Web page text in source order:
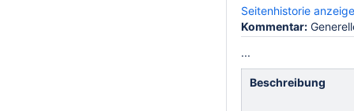
Seitenhistorie
Kommentar:
...
Beschreibung